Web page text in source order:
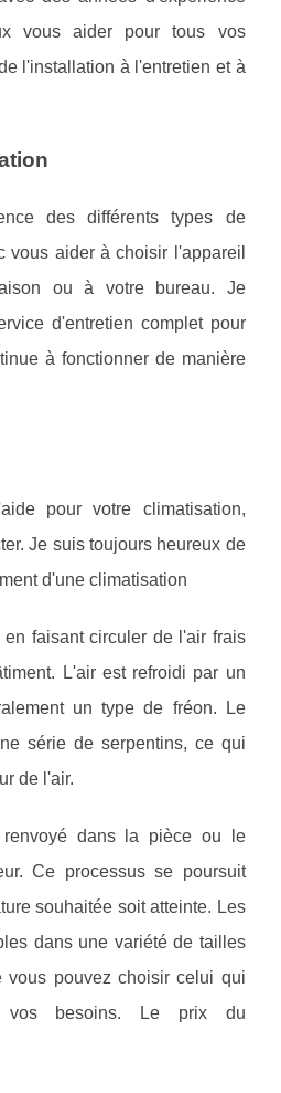
vous aider pour tous vos
l'installation à l'entretien et à
des différents types de
vous aider à choisir l'appareil
ou à votre bureau. Je
d'entretien complet pour
à fonctionner de manière
pour votre climatisation,
Je suis toujours heureux de
d'une climatisation
faisant circuler de l'air frais
L'air est refroidi par un
un type de fréon. Le
série de serpentins, ce qui
de l'air.
renvoyé dans la pièce ou le
Ce processus se poursuit
souhaitée soit atteinte. Les
dans une variété de tailles
vous pouvez choisir celui qui
besoins. Le prix du